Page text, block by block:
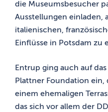
die Museumsbesucher
Ausstellungen einladen,
italienischen,
Einflüsse in Potsdam zu
Entrup ging auch auf
Plattner Foundation ein,
einem ehemaligen
das sich vor allem der